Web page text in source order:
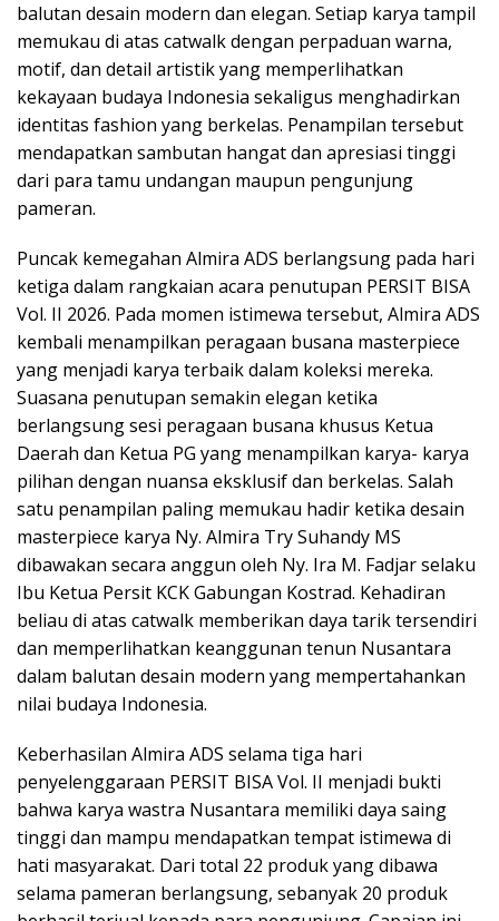
balutan desain modern dan elegan. Setiap karya tampil
memukau di atas catwalk dengan perpaduan warna,
motif, dan detail artistik yang memperlihatkan
kekayaan budaya Indonesia sekaligus menghadirkan
identitas fashion yang berkelas. Penampilan tersebut
mendapatkan sambutan hangat dan apresiasi tinggi
dari para tamu undangan maupun pengunjung
pameran.
Puncak kemegahan Almira ADS berlangsung pada hari
ketiga dalam rangkaian acara penutupan PERSIT BISA
Vol. II 2026. Pada momen istimewa tersebut, Almira ADS
kembali menampilkan peragaan busana masterpiece
yang menjadi karya terbaik dalam koleksi mereka.
Suasana penutupan semakin elegan ketika
berlangsung sesi peragaan busana khusus Ketua
Daerah dan Ketua PG yang menampilkan karya- karya
pilihan dengan nuansa eksklusif dan berkelas. Salah
satu penampilan paling memukau hadir ketika desain
masterpiece karya Ny. Almira Try Suhandy MS
dibawakan secara anggun oleh Ny. Ira M. Fadjar selaku
Ibu Ketua Persit KCK Gabungan Kostrad. Kehadiran
beliau di atas catwalk memberikan daya tarik tersendiri
dan memperlihatkan keanggunan tenun Nusantara
dalam balutan desain modern yang mempertahankan
nilai budaya Indonesia.
Keberhasilan Almira ADS selama tiga hari
penyelenggaraan PERSIT BISA Vol. II menjadi bukti
bahwa karya wastra Nusantara memiliki daya saing
tinggi dan mampu mendapatkan tempat istimewa di
hati masyarakat. Dari total 22 produk yang dibawa
selama pameran berlangsung, sebanyak 20 produk